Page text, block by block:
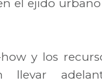
el ejido
y los
llevar